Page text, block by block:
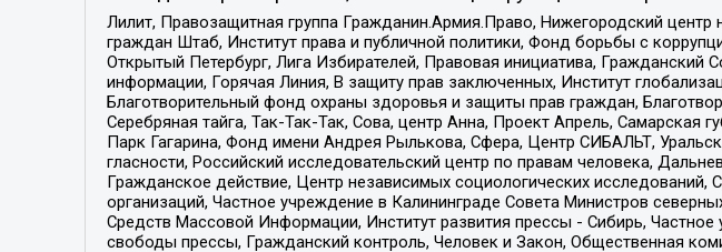
Лилит, Правозащитная группа Гражданин.Армия.Право, Нижегородский
граждан Штаб, Институт права и публичной политики, Фонд борьбы с
Открытый Петербург, Лига Избирателей, Правовая инициатива,
информации, Горячая Линия, В защиту прав заключенных, Институт
Благотворительный фонд охраны здоровья и защиты прав граждан,
Серебряная тайга, Так-Так-Так, Сова, центр Анна, Проект Апрель,
Парк Гагарина, Фонд имени Андрея Рылькова, Сфера, Центр СИБАЛЬТ,
гласности, Российский исследовательский центр по правам человека,
Гражданское действие, Центр независимых социологических
организаций, Частное учреждение в Калининграде Совета Министров
Средств Массовой Информации, Институт развития прессы - Сибирь,
свободы прессы, Гражданский контроль, Человек и Закон, Общественная